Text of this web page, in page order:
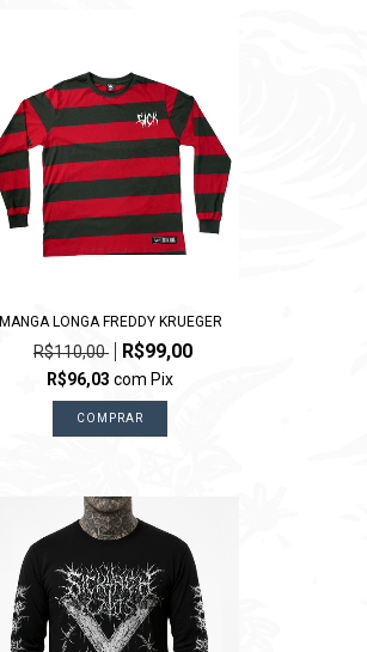
MANGA LONGA FREDDY KRUEGER
R$110,00 R$99,00
R$96,03com Pix
COMPRAR